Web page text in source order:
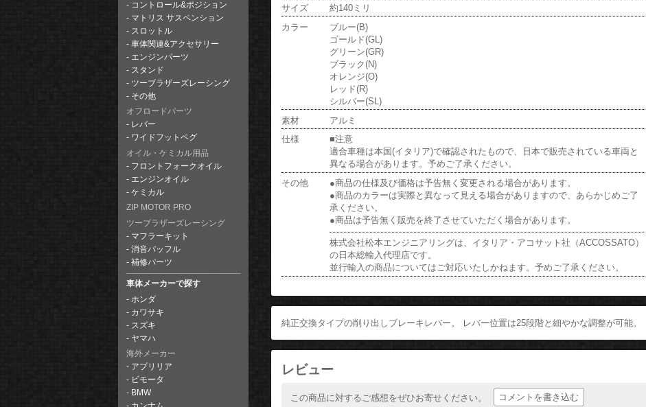
コントロール&ポジション
マトリス サスペンション
スロットル
車体関連&アクセサリー
エンジンパーツ
スタンド
ツーブラザーズレーシング
その他
オフロードパーツ
レバー
ワイドフットペグ
オイル・ケミカル用品
フロントフォークオイル
エンジンオイル
ケミカル
ZIP MOTOR PRO
ツーブラザーズレーシング
マフラーキット
消音バッフル
補修パーツ
車体メーカーで探す
ホンダ
カワサキ
スズキ
ヤマハ
海外メーカー
アプリリア
ビモータ
BMW
サイズ
約140ミリ
カラー
ブルー(B)
ゴールド(GL)
グリーン(GR)
ブラック(N)
オレンジ(O)
レッド(R)
シルバー(SL)
素材
アルミ
仕様
■注意
適合車種は本国(イタリア)で確認されたもので、日本で販売されている車両と
異なる場合があります。予めご了承ください。
その他
●商品の仕様及び価格は予告無く変更される場合があります。
●商品のカラーは実際と異なって見える場合がありますので、あらかじめご了
承ください。
●商品は予告無く販売を終了させていただく場合があります。
株式会社松本エンジニアリングは、イタリア・アコサット社（ACCOSSATO）
の日本総輸入代理店です。
並行輸入の商品についてはご対応いたしかねます。予めご了承ください。
純正交換タイプの削り出しブレーキレバー。 レバー位置は25段階と細やかな調整が可能。
レビュー
この商品に対するご感想をぜひお寄せください。 コメントを書き込む